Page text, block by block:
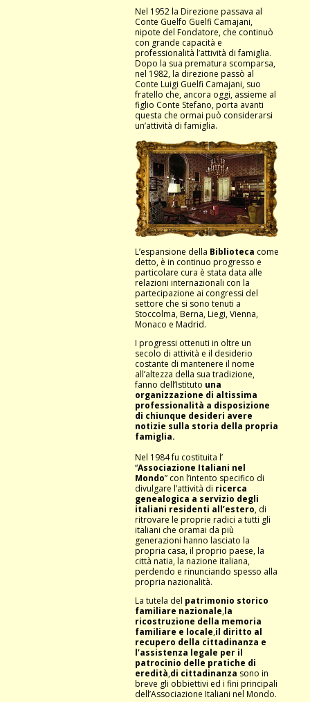
Nel 1952 la Direzione passava al
Conte Guelfo Guelfi Camajani,
nipote del Fondatore, che continuò
con grande capacità e
professionalità l’attività di famiglia.
Dopo la sua prematura scomparsa,
nel 1982, la direzione passò al
Conte Luigi Guelfi Camajani, suo
fratello che, ancora oggi, assieme al
figlio Conte Stefano, porta avanti
questa che ormai può considerarsi
un’attività di famiglia.
L’espansione della Biblioteca come
detto, è in continuo progresso e
particolare cura è stata data alle
relazioni internazionali con la
partecipazione ai congressi del
settore che si sono tenuti a
Stoccolma, Berna, Liegi, Vienna,
Monaco e Madrid.
I progressi ottenuti in oltre un
secolo di attività e il desiderio
costante di mantenere il nome
all’altezza della sua tradizione,
fanno dell’Istituto una
organizzazione di altissima
professionalità a disposizione
di chiunque desideri avere
notizie sulla storia della propria
famiglia.
Nel 1984 fu costituita l’
“Associazione Italiani nel
Mondo” con l’intento specifico di
divulgare l’attività di ricerca
genealogica a servizio degli
italiani residenti all’estero, di
ritrovare le proprie radici a tutti gli
italiani che oramai da più
generazioni hanno lasciato la
propria casa, il proprio paese, la
città natia, la nazione italiana,
perdendo e rinunciando spesso alla
propria nazionalità.
La tutela del patrimonio storico
familiare nazionale,la
ricostruzione della memoria
familiare e locale,il diritto al
recupero della cittadinanza e
l’assistenza legale per il
patrocinio delle pratiche di
eredità,di cittadinanza sono in
breve gli obbiettivi ed i fini principali
dell’Associazione Italiani nel Mondo.